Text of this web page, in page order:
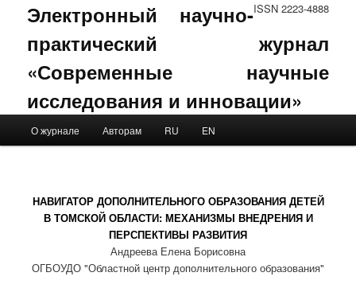
ISSN 2223-4888
Электронный научно-
практический журнал
«Современные научные
исследования и инновации»
Skip to primary content
Skip to secondary content
О журнале Авторам RU EN
НАВИГАТОР ДОПОЛНИТЕЛЬНОГО ОБРАЗОВАНИЯ ДЕТЕЙ
В ТОМСКОЙ ОБЛАСТИ: МЕХАНИЗМЫ ВНЕДРЕНИЯ И
ПЕРСПЕКТИВЫ РАЗВИТИЯ
Андреева Елена Борисовна
ОГБОУДО "Областной центр дополнительного образования"